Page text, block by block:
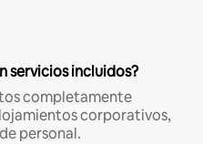
servicios incluidos?
completamente
corporativos,
personal.